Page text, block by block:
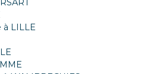
LILLE